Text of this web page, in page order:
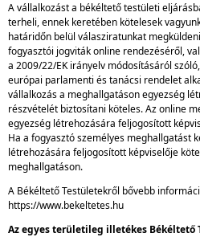
A vállalkozást a békéltető testületi
terheli, ennek keretében kötelesek
határidőn belül válasziratunkat
fogyasztói jogviták online rendezéséről,
a 2009/22/EK irányelv módosításáról
európai parlamenti és tanácsi rendelet
vállalkozás a meghallgatáson egyezség
részvételét biztosítani köteles. Az online
egyezség létrehozására feljogosított
Ha a fogyasztó személyes meghallgatást
létrehozására feljogosított képviselője
meghallgatáson.
A Békéltető Testületekről bővebb
https://www.bekeltetes.hu
Az egyes területileg illetékes Békéltető